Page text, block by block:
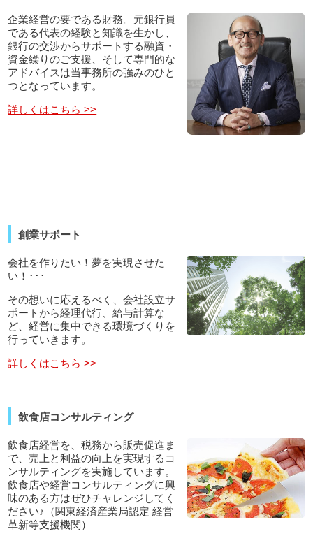
企業経営の要である財務。元銀行員
である代表の経験と知識を生かし、
銀行の交渉からサポートする融資・
資金繰りのご支援、そして専門的な
アドバイスは当事務所の強みのひと
つとなっています。
詳しくはこちら >>
創業サポート
会社を作りたい！夢を実現させた
い！･･･
その想いに応えるべく、会社設立サ
ポートから経理代行、給与計算な
ど、経営に集中できる環境づくりを
行っていきます。
詳しくはこちら >>
飲食店コンサルティング
飲食店経営を、税務から販売促進ま
で、売上と利益の向上を実現するコ
ンサルティングを実施しています。
飲食店や経営コンサルティングに興
味のある方はぜひチャレンジしてく
ださい♪（関東経済産業局認定 経営
革新等支援機関）